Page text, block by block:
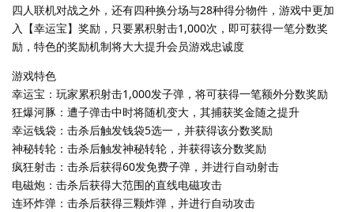
四人联机对战之外，还有四种换分场与28种得分物件，游戏中更加
入【幸运宝】奖励，只要累积射击1,000次，即可获得一笔分数奖
励，特色的奖励机制将大大提升会员游戏忠诚度
游戏特色
幸运宝：玩家累积射击1,000发子弹，将可获得一笔额外分数奖励
狂爆河豚：遭子弹击中时将随机变大，其捕获奖金随之提升
幸运钱袋：击杀后触发钱袋5选一，并获得该分数奖励
神秘转轮：击杀后触发神秘转轮，并获得该分数奖励
疯狂射击：击杀后获得60发免费子弹，并进行自动射击
电磁炮：击杀后获得大范围的直线电磁攻击
连环炸弹：击杀后获得三颗炸弹，并进行自动攻击